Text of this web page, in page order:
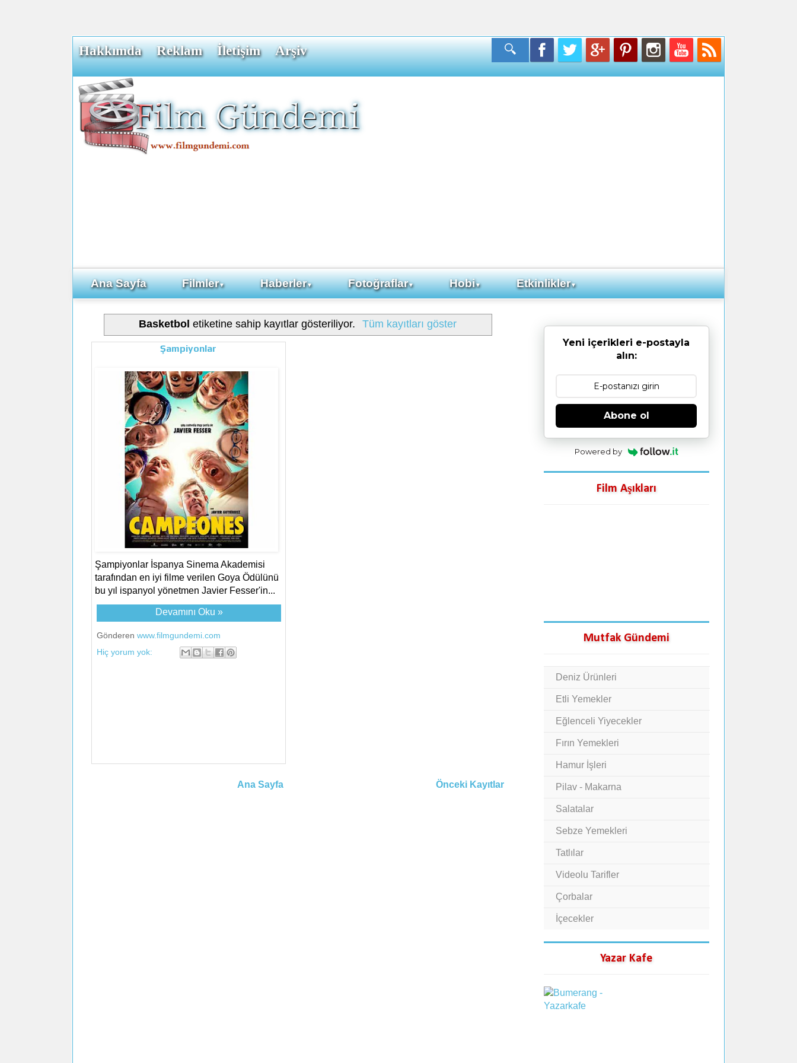
Hakkımda Reklam İletişim Arşiv
Ana Sayfa Filmler▼ Haberler▼ Fotoğraflar▼ Hobi▼ Etkinlikler▼
Basketbol etiketine sahip kayıtlar gösteriliyor. Tüm kayıtları göster
Şampiyonlar
Şampiyonlar İspanya Sinema Akademisi
tarafından en iyi filme verilen Goya Ödülünü
bu yıl ispanyol yönetmen Javier Fesser'in...
Devamını Oku »
Gönderen www.filmgundemi.com
Hiç yorum yok:
Önceki Kayıtlar
Ana Sayfa
Yeni içerikleri e-postayla
alın:
Abone ol
Powered by
Film Aşıkları
Mutfak Gündemi
Deniz Ürünleri
Etli Yemekler
Eğlenceli Yiyecekler
Fırın Yemekleri
Hamur İşleri
Pilav - Makarna
Salatalar
Sebze Yemekleri
Tatlılar
Videolu Tarifler
Çorbalar
İçecekler
Yazar Kafe